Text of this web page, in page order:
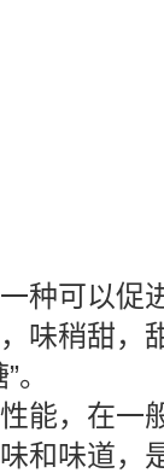
种可以促
味稍甜，
能，在一
和味道，